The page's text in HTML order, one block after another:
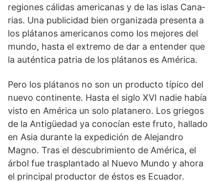
regiones cáli­das americanas y de las islas Cana­
rias. Una publicidad bien organiza­da presenta a
los plátanos america­nos como los mejores del
mundo, hasta el extremo de dar a entender que
la auténtica patria de los plá­tanos es América.
Pero los plátanos no son un produc­to típico del
nuevo continente. Has­ta el siglo XVI nadie había
visto en América un solo platanero. Los griegos
de la Antigüedad ya cono­cían este fruto, hallado
en Asia du­rante la expedición de Alejandro
Magno. Tras el descubrimiento de América, el
árbol fue trasplantado al Nuevo Mundo y ahora
el principal productor de éstos es Ecuador.